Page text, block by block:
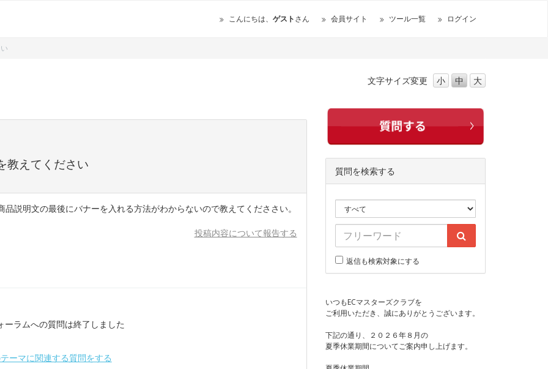
こんにちは、 ゲストさん 会員サイト ツール一覧 ログイン
文字サイズ変更 小 中 大
教えてください
説明文の最後にバナーを入れる方法がわからないので教えてくだささい。
投稿内容について報告する
ーラムへの質問は終了しました
ーマに関連する質問をする
質問を検索する
返信も検索対象にする
いつもECマスターズクラブを
ご利用いただき、誠にありがとうございます。
下記の通り、２０２６年８月の
夏季休業期間についてご案内申し上げます。